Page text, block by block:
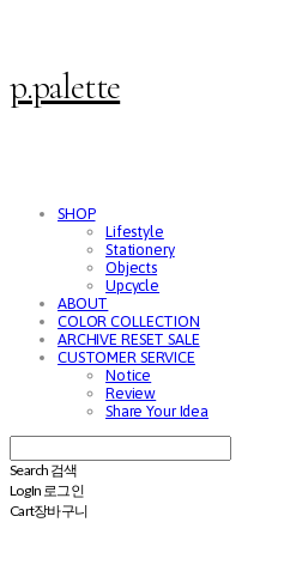
p.palette
SHOP
Lifestyle
Stationery
Objects
Upcycle
ABOUT
COLOR COLLECTION
ARCHIVE RESET SALE
CUSTOMER SERVICE
Notice
Review
Share Your Idea
Search 검색
Log In 로그인
Cart장바구니